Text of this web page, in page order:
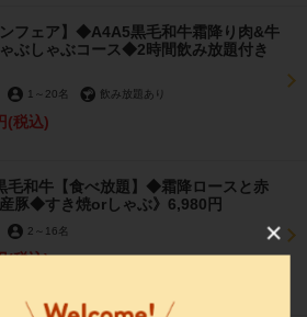
ンフェア】◆A4A5黒毛和牛霜降り肉&牛
ぶしゃぶコース◆2時間飲み放題付き
1 ～ 20名 飲み放題あり
(税込)
毛和牛【食べ放題】◆霜降ロースと赤
豚◆すき焼orしゃぶ》6,980円
2 ～ 16名
(税込)
舗情報をシェアする
個室 黒毛和牛しゃぶしゃぶ・すき
アーズ銀座 4F